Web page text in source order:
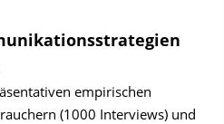
empirischen
(1000 Interviews) und